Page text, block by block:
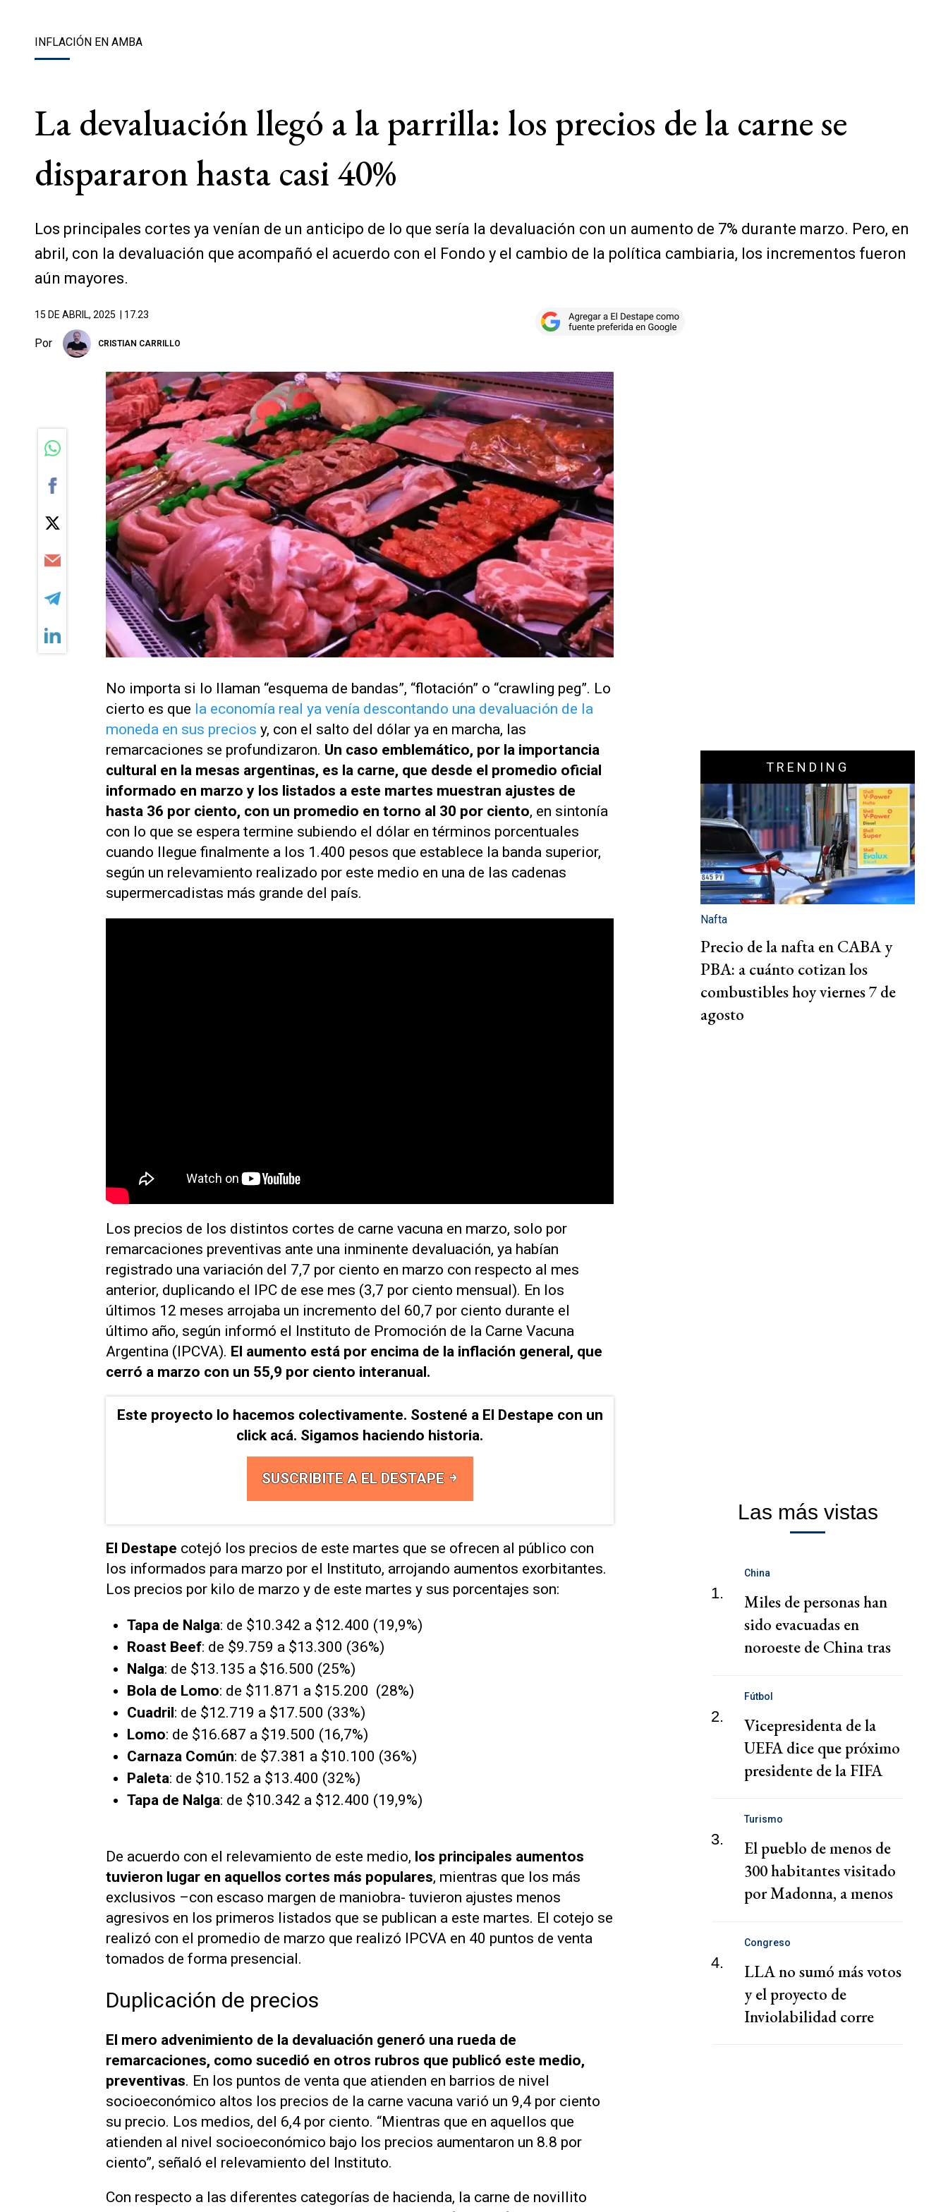
INFLACIÓN EN AMBA
La devaluación llegó a la parrilla: los precios de la carne se
dispararon hasta casi 40%
Los principales cortes ya venían de un anticipo de lo que sería la devaluación con un aumento de 7% durante marzo. Pero, en
abril, con la devaluación que acompañó el acuerdo con el Fondo y el cambio de la política cambiaria, los incrementos fueron
aún mayores.
15 DE ABRIL, 2025 | 17.23
Por CRISTIAN CARRILLO
No importa si lo llaman “esquema de bandas”, “flotación” o “crawling peg”. Lo
cierto es que la economía real ya venía descontando una devaluación de la
moneda en sus precios y, con el salto del dólar ya en marcha, las
remarcaciones se profundizaron. Un caso emblemático, por la importancia
cultural en la mesas argentinas, es la carne, que desde el promedio oficial
informado en marzo y los listados a este martes muestran ajustes de
hasta 36 por ciento, con un promedio en torno al 30 por ciento, en sintonía
con lo que se espera termine subiendo el dólar en términos porcentuales
cuando llegue finalmente a los 1.400 pesos que establece la banda superior,
según un relevamiento realizado por este medio en una de las cadenas
supermercadistas más grande del país.
Los precios de los distintos cortes de carne vacuna en marzo, solo por
remarcaciones preventivas ante una inminente devaluación, ya habían
registrado una variación del 7,7 por ciento en marzo con respecto al mes
anterior, duplicando el IPC de ese mes (3,7 por ciento mensual). En los
últimos 12 meses arrojaba un incremento del 60,7 por ciento durante el
último año, según informó el Instituto de Promoción de la Carne Vacuna
Argentina (IPCVA). El aumento está por encima de la inflación general, que
cerró a marzo con un 55,9 por ciento interanual.
Este proyecto lo hacemos colectivamente. Sostené a El Destape con un
click acá. Sigamos haciendo historia.
SUSCRIBITE A EL DESTAPE
El Destape cotejó los precios de este martes que se ofrecen al público con
los informados para marzo por el Instituto, arrojando aumentos exorbitantes.
Los precios por kilo de marzo y de este martes y sus porcentajes son:
Tapa de Nalga: de $10.342 a $12.400 (19,9%)
Roast Beef: de $9.759 a $13.300 (36%)
Nalga: de $13.135 a $16.500 (25%)
Bola de Lomo: de $11.871 a $15.200 (28%)
Cuadril: de $12.719 a $17.500 (33%)
Lomo: de $16.687 a $19.500 (16,7%)
Carnaza Común: de $7.381 a $10.100 (36%)
Paleta: de $10.152 a $13.400 (32%)
Tapa de Nalga: de $10.342 a $12.400 (19,9%)
De acuerdo con el relevamiento de este medio, los principales aumentos
tuvieron lugar en aquellos cortes más populares, mientras que los más
exclusivos –con escaso margen de maniobra- tuvieron ajustes menos
agresivos en los primeros listados que se publican a este martes. El cotejo se
realizó con el promedio de marzo que realizó IPCVA en 40 puntos de venta
tomados de forma presencial.
Duplicación de precios
El mero advenimiento de la devaluación generó una rueda de
remarcaciones, como sucedió en otros rubros que publicó este medio,
preventivas. En los puntos de venta que atienden en barrios de nivel
socioeconómico altos los precios de la carne vacuna varió un 9,4 por ciento
su precio. Los medios, del 6,4 por ciento. “Mientras que en aquellos que
atienden al nivel socioeconómico bajo los precios aumentaron un 8.8 por
ciento”, señaló el relevamiento del Instituto.
Con respecto a las diferentes categorías de hacienda, la carne de novillito
TRENDING
Nafta
Precio de la nafta en CABA y
PBA: a cuánto cotizan los
combustibles hoy viernes 7 de
agosto
Las más vistas
1.
China
Miles de personas han
sido evacuadas en
noroeste de China tras
inundaciones
2.
Fútbol
Vicepresidenta de la
UEFA dice que próximo
presidente de la FIFA
del deporte"
3.
Turismo
El pueblo de menos de
300 habitantes visitado
por Madonna, a menos
4.
Congreso
LLA no sumó más votos
y el proyecto de
Inviolabilidad corre